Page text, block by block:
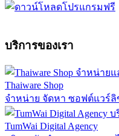
บริการของเรา
Thaiware Shop
จำหน่าย จัดหา ซอฟต์แวร์
TumWai Digital Agency